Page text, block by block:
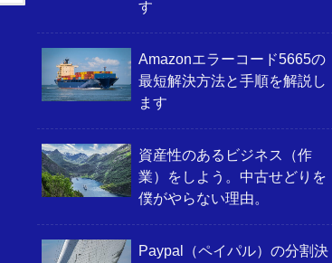
す
Amazonエラーコード5665の
最短解決方法と手順を解説し
ます
資産性のあるビジネス（作
業）をしよう。中古せどりを
僕がやらない理由。
Paypal（ペイパル）の分割決